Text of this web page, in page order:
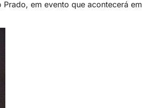
em evento que acontecerá em